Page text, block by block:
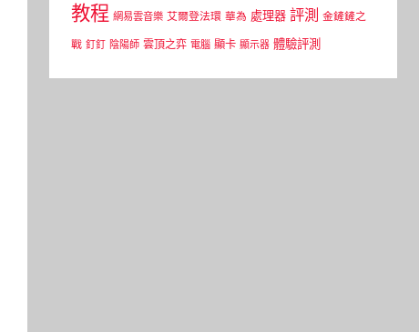
教程 網易雲音樂 艾爾登法環 華為 處理器 評測 金鏟鏟之
戰 釘釘 陰陽師 雲頂之弈 電腦 顯卡 顯示器 體驗評測